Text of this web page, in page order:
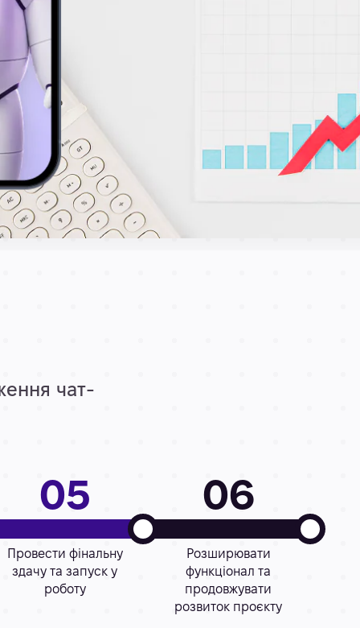
чат-
05 06
Провести фінальну
здачу та запуск у
роботу
Розширювати
функціонал та
продовжувати
розвиток проєкту